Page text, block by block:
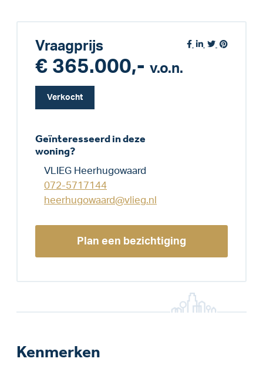
Vraagprijs
€ 365.000,- v.o.n.
Verkocht
Geïnteresseerd in deze
woning?
VLIEG Heerhugowaard
072-5717144
heerhugowaard@vlieg.nl
Plan een bezichtiging
Kenmerken